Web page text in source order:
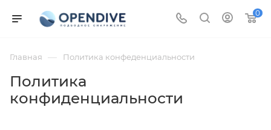
0
Главная — Политика конфеденциальности
Политика
конфиденциальности